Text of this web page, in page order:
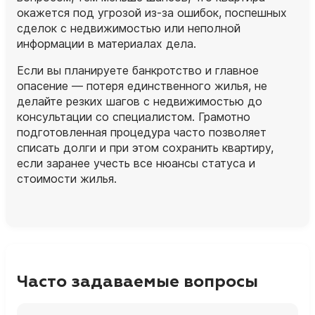
окажется под угрозой из‑за ошибок, поспешных
сделок с недвижимостью или неполной
информации в материалах дела.
Если вы планируете банкротство и главное
опасение — потеря единственного жилья, не
делайте резких шагов с недвижимостью до
консультации со специалистом. Грамотно
подготовленная процедура часто позволяет
списать долги и при этом сохранить квартиру,
если заранее учесть все нюансы статуса и
стоимости жилья.
Часто задаваемые вопросы